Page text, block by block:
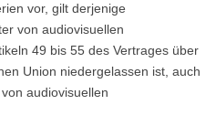
vor, gilt derjenige
von audiovisuellen
49 bis 55 des Vertrages über
Union niedergelassen ist, auch
audiovisuellen